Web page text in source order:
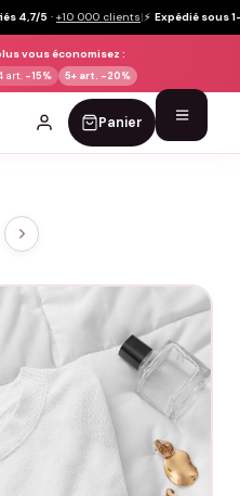
4,7/5 · +10 000 clients|⚡ Expédié sous
vous économisez :
art. -15% 5+ art. -20%
Panier